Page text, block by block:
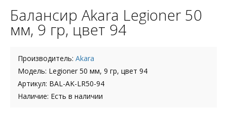
Балансир Akara Legioner 50
мм, 9 гр, цвет 94
Производитель: Akara
Модель: Legioner 50 мм, 9 гр, цвет 94
Артикул: BAL-AK-LR50-94
Наличие: Есть в наличии